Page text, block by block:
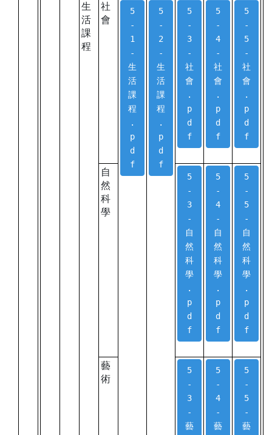
生
活
課
程
社
會
5
-
1
-
生
活
課
程
.
p
d
f
5
-
2
-
生
活
課
程
.
p
d
f
5
-
3
-
社
會
.
p
d
f
5
-
4
-
社
會
.
p
d
f
5
-
5
-
社
會
.
p
d
f
自
然
科
學
5
-
3
-
自
然
科
學
.
p
d
f
5
-
4
-
自
然
科
學
.
p
d
f
5
-
5
-
自
然
科
學
.
p
d
f
藝
術
5
-
3
-
藝
5
-
4
-
藝
5
-
5
-
藝